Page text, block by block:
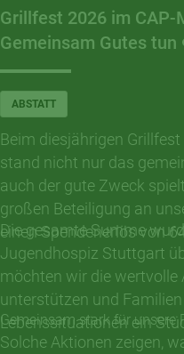
Grillfest 2026 im
Gemeinsam Gutes
ABSTATT
Beim diesjährigen
stand nicht nur das
auch der gute Zweck
großen Beteiligung an
einen Spendenerlös von
Die gesamte Summe
Jugendhospiz Stuttgart
möchten wir die wertvolle
unterstützen und
Lebenssituationen ein
Gemeinsam stark für unsere
Solche Aktionen zeigen,